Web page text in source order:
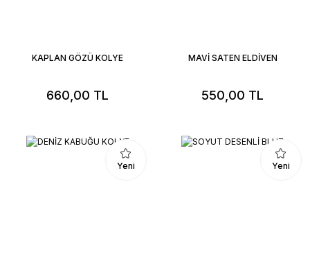
KAPLAN GÖZÜ KOLYE
660,00 TL
MAVİ SATEN ELDİVEN
550,00 TL
Yeni Yeni